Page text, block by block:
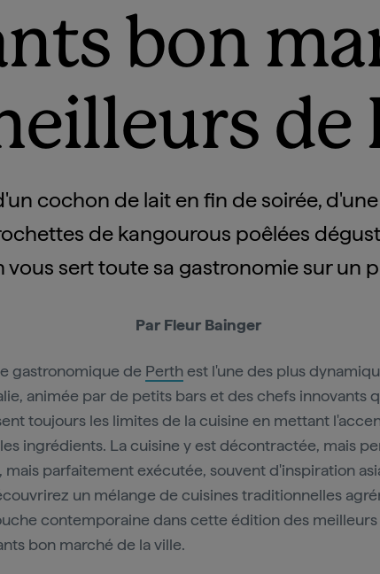
bon
de
cochon de lait en fin de soirée,
de kangourous poêlées
vous sert toute sa gastronomie sur un
Par Fleur Bainger
gastronomique de Perthest l'une des plus
animée par de petits bars et des chefs innovants
toujours les limites de la cuisine en mettant
ingrédients. La cuisine y est décontractée, mais
mais parfaitement exécutée, souvent d'inspiration
un mélange de cuisines traditionnelles
contemporaine dans cette édition des meilleurs
bon marché de la ville.